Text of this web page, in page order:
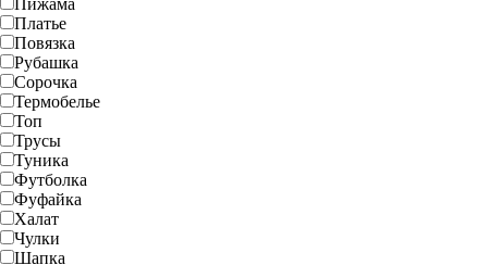
Пижама
Платье
Повязка
Рубашка
Сорочка
Термобелье
Топ
Трусы
Туника
Футболка
Фуфайка
Халат
Чулки
Шапка